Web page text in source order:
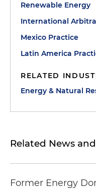
Renewable Energy
International
Mexico Practice
Latin America
RELATED
Energy & Natural
Related News
Former Energy